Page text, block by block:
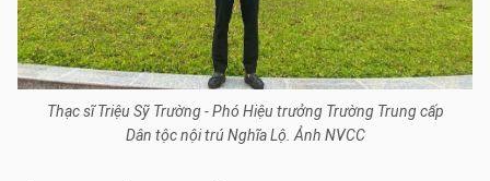
Thạc sĩ Triệu Sỹ Trường - Phó Hiệu trưởng Trường Trung cấp
Dân tộc nội trú Nghĩa Lộ. Ảnh NVCC